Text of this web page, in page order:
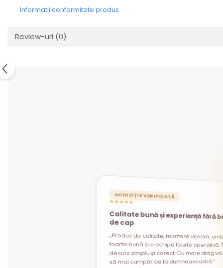
Informatii conformitate produs
Review-uri (0)
ACHIZIȚIE VERIFICATĂ
★★★★★
Calitate bună și experiență fără
de cap
„Produs de calitate, montare ușoară,
foarte bună și o echipă foarte operativă.
decurs simplu și corect. Cu mare drag voi
să mai cumpăr de la dumneavoastră.”